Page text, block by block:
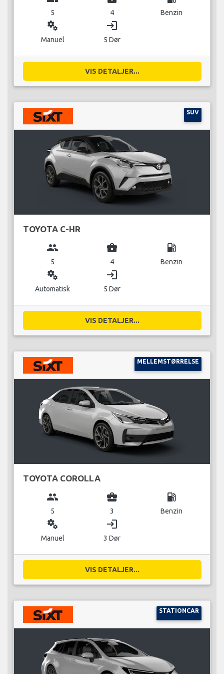
5 4 Benzin
miscellaneous_services
Manuel
login
5 Dør
VIS DETALJER...
SUV
TOYOTA C-HR
group
5
business_center
4
local_gas_station
Benzin
miscellaneous_services
Automatisk
login
5 Dør
VIS DETALJER...
MELLEMSTØRRELSE
TOYOTA COROLLA
group
5
business_center
3
local_gas_station
Benzin
miscellaneous_services
Manuel
login
3 Dør
VIS DETALJER...
STATIONCAR